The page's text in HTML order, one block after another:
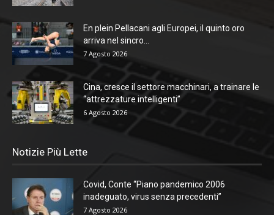
En plein Pellacani agli Europei, il quinto oro
arriva nel sincro...
7 Agosto 2026
Cina, cresce il settore macchinari, a trainare le
“attrezzature intelligenti”
6 Agosto 2026
Notizie Più Lette
Covid, Conte “Piano pandemico 2006
inadeguato, virus senza precedenti”
7 Agosto 2026